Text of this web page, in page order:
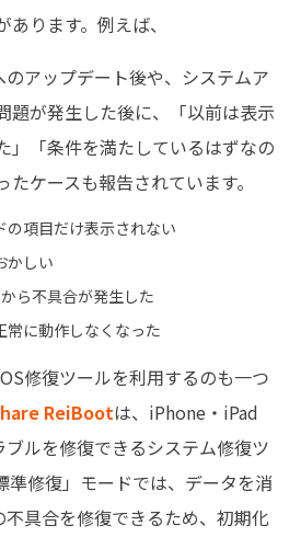
ります。例えば、
アップデート後や、システムア
題が発生した後に、「以前は表示
」「条件を満たしているはずなの
ケースも報告されています。
の項目だけ表示されない
かしい
ら不具合が発生した
常に動作しなくなった
修復ツールを利用するのも一つ
ReiBootは、iPhone・iPad
ルを修復できるシステム修復ツ
準修復」モードでは、データを消
具合を修復できるため、初期化